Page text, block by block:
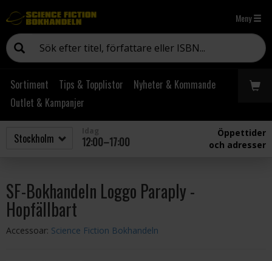
Meny
Sortiment Tips & Topplistor
Nyheter & Kommande
Outlet & Kampanjer
12:00–17:00
Öppettider
och adresser
SF-Bokhandeln Loggo Paraply -
Hopfällbart
Accessoar: Science Fiction Bokhandeln